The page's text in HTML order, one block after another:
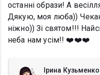
останні образи! А
Дякую, моя люба))
ніжно)) Зі святом!!!
неба нам усім!! ❤️❤️❤️
Ірина Кузьменко